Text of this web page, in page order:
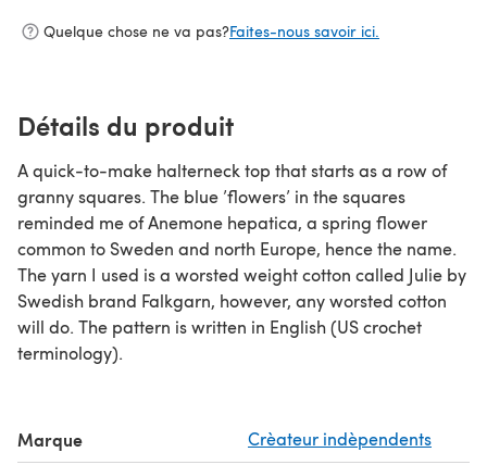
Quelque chose ne va pas?Faites-nous savoir ici.
Détails du produit
A quick-to-make halterneck top that starts as a row of
granny squares. The blue ’flowers’ in the squares
reminded me of Anemone hepatica, a spring flower
common to Sweden and north Europe, hence the name.
The yarn I used is a worsted weight cotton called Julie by
Swedish brand Falkgarn, however, any worsted cotton
will do. The pattern is written in English (US crochet
terminology).
Marque Crèateur indèpendents